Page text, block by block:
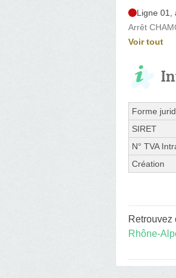
Ligne 01,
Arrêt
Voir tout
Forme
SIRET
N° TVA
Création
Retrouvez
Rhône-